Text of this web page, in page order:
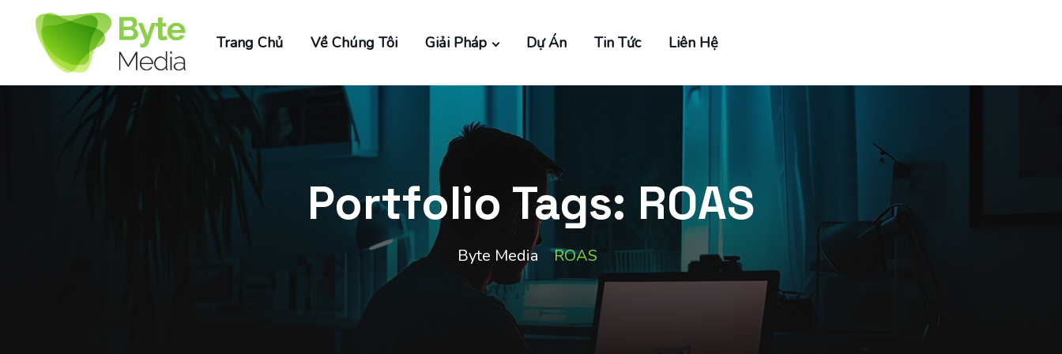
Trang Chủ Về Chúng Tôi Giải Pháp Dự Án Tin Tức Liên Hệ
Portfolio Tags: ROAS
Byte Media ROAS